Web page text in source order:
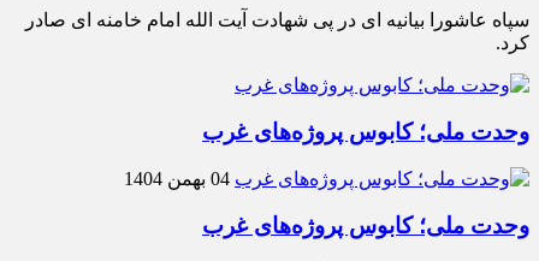
سپاه عاشورا بیانیه ای در پی شهادت آیت الله امام خامنه ای صادر
کرد.
وحدت ملی؛ کابوس پروژه‌های غرب
04 بهمن 1404
وحدت ملی؛ کابوس پروژه‌های غرب